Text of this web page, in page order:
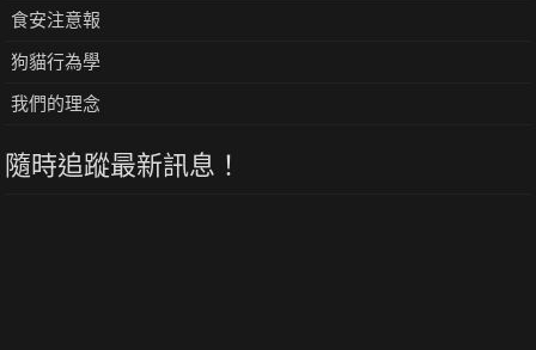
食安注意報
狗貓行為學
我們的理念
隨時追蹤最新訊息！